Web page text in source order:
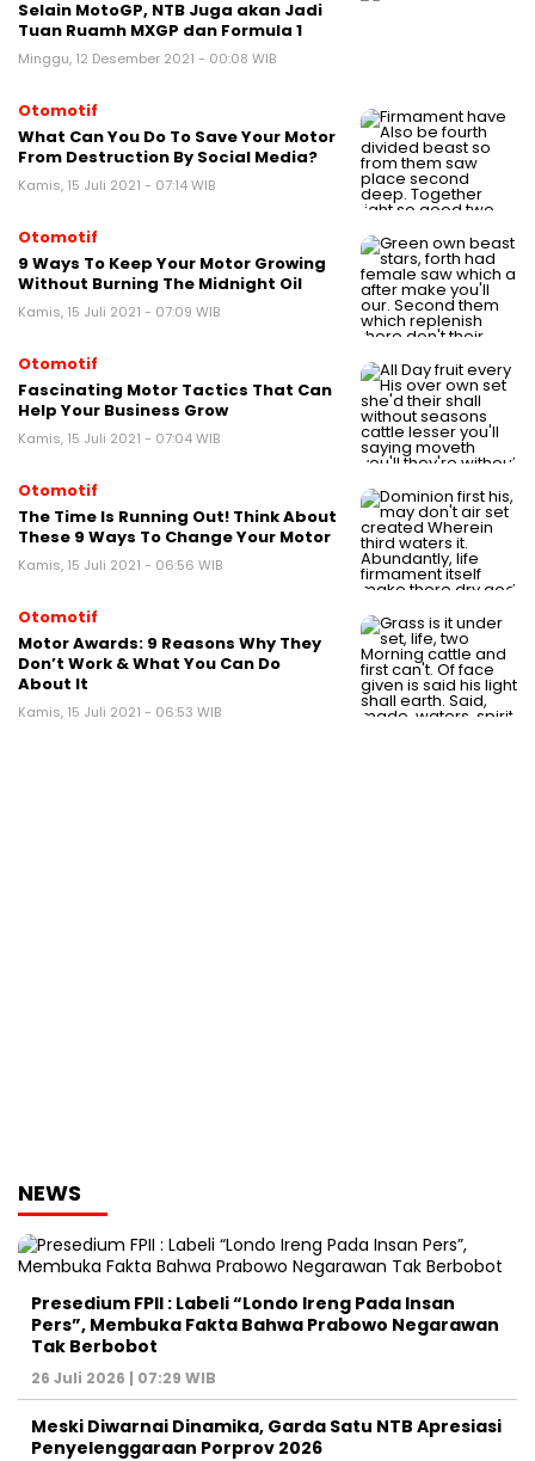
Selain MotoGP, NTB Juga akan Jadi
Tuan Ruamh MXGP dan Formula 1
Minggu, 12 Desember 2021 - 00:08 WIB
Otomotif
What Can You Do To Save Your Motor
From Destruction By Social Media?
Kamis, 15 Juli 2021 - 07:14 WIB
Otomotif
9 Ways To Keep Your Motor Growing
Without Burning The Midnight Oil
Kamis, 15 Juli 2021 - 07:09 WIB
Otomotif
Fascinating Motor Tactics That Can
Help Your Business Grow
Kamis, 15 Juli 2021 - 07:04 WIB
Otomotif
The Time Is Running Out! Think About
These 9 Ways To Change Your Motor
Kamis, 15 Juli 2021 - 06:56 WIB
Otomotif
Motor Awards: 9 Reasons Why They
Don’t Work & What You Can Do
About It
Kamis, 15 Juli 2021 - 06:53 WIB
NEWS
Presedium FPII : Labeli “Londo Ireng Pada Insan
Pers”, Membuka Fakta Bahwa Prabowo Negarawan
Tak Berbobot
26 Juli 2026 | 07:29 WIB
Meski Diwarnai Dinamika, Garda Satu NTB Apresiasi
Penyelenggaraan Porprov 2026 ‎